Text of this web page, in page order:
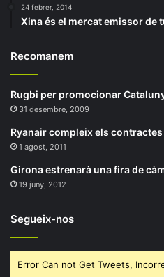
24 febrer, 2014
Xina és el mercat emissor de
Recomanem
Rugbi per promocionar
31 desembre, 2009
Ryanair compleix els
1 agost, 2011
Girona estrenarà una fira de
19 juny, 2012
Segueix-nos
Error Can not Get Tweets,